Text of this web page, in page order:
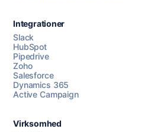
Chat med os
Integrationer
Slack
HubSpot
Pipedrive
Zoho
Salesforce
Dynamics 365
Active Campaign
Virksomhed